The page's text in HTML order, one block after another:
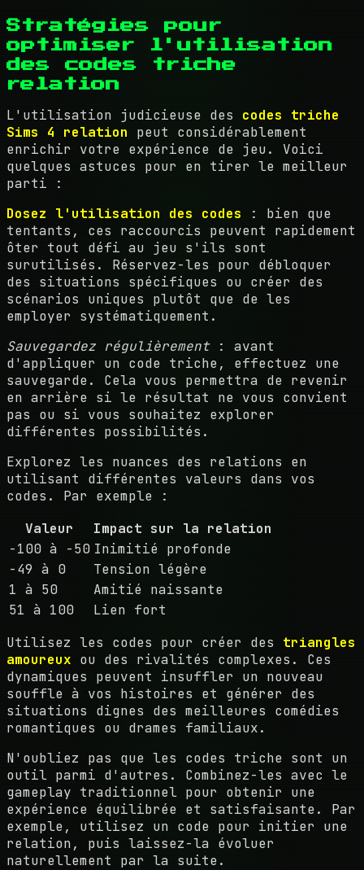
Stratégies pour
optimiser l'utilisation
des codes triche
relation
L'utilisation judicieuse des codes triche
Sims 4 relation peut considérablement
enrichir votre expérience de jeu. Voici
quelques astuces pour en tirer le meilleur
parti :
Dosez l'utilisation des codes : bien que
tentants, ces raccourcis peuvent rapidement
ôter tout défi au jeu s'ils sont
surutilisés. Réservez-les pour débloquer
des situations spécifiques ou créer des
scénarios uniques plutôt que de les
employer systématiquement.
Sauvegardez régulièrement: avant
d'appliquer un code triche, effectuez une
sauvegarde. Cela vous permettra de revenir
en arrière si le résultat ne vous convient
pas ou si vous souhaitez explorer
différentes possibilités.
Explorez les nuances des relations en
utilisant différentes valeurs dans vos
codes. Par exemple :
Valeur
Impact sur la relation
-100 à -50 Inimitié profonde
-49 à 0
Tension légère
1 à 50
Amitié naissante
51 à 100
Lien fort
Utilisez les codes pour créer des triangles
amoureux ou des rivalités complexes. Ces
dynamiques peuvent insuffler un nouveau
souffle à vos histoires et générer des
situations dignes des meilleures comédies
romantiques ou drames familiaux.
N'oubliez pas que les codes triche sont un
outil parmi d'autres. Combinez-les avec le
gameplay traditionnel pour obtenir une
expérience équilibrée et satisfaisante. Par
exemple, utilisez un code pour initier une
relation, puis laissez-la évoluer
naturellement par la suite.